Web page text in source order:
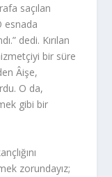
saçılan
esnada
dedi. Kırılan
bir süre
Âişe,
O da,
gibi bir
zorundayız;